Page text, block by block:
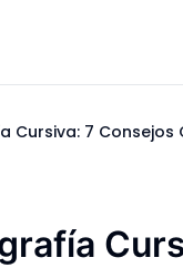
Cursiva: 7 Consejos